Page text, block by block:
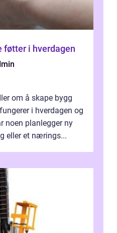
føtter i hverdagen
om å skape bygg
i hverdagen og
noen planlegger ny
eller et nærings...